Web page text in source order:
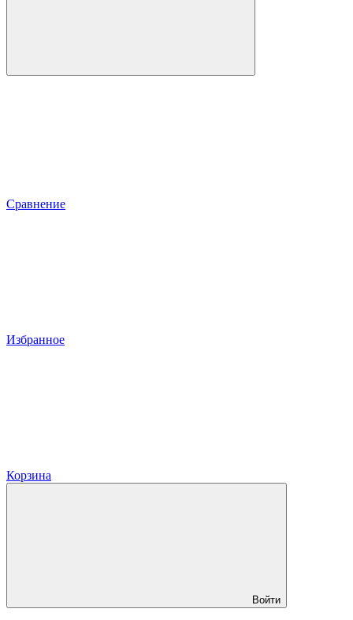
Сравнение
Избранное
Корзина
Войти